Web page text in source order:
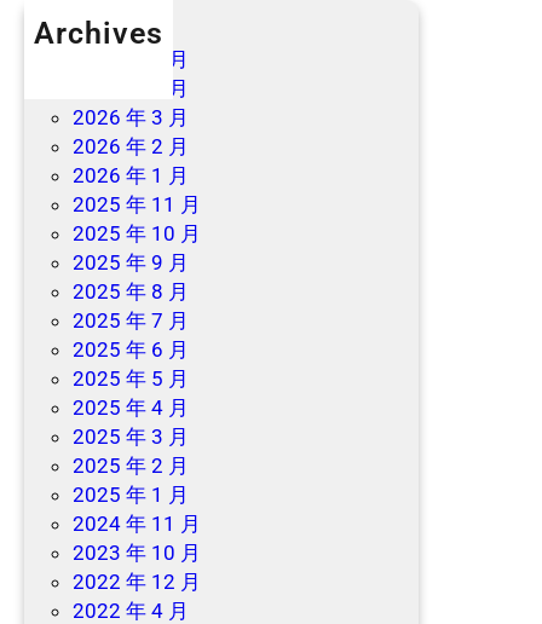
Archives
2026 年 7 月
2026 年 6 月
2026 年 3 月
2026 年 2 月
2026 年 1 月
2025 年 11 月
2025 年 10 月
2025 年 9 月
2025 年 8 月
2025 年 7 月
2025 年 6 月
2025 年 5 月
2025 年 4 月
2025 年 3 月
2025 年 2 月
2025 年 1 月
2024 年 11 月
2023 年 10 月
2022 年 12 月
2022 年 4 月